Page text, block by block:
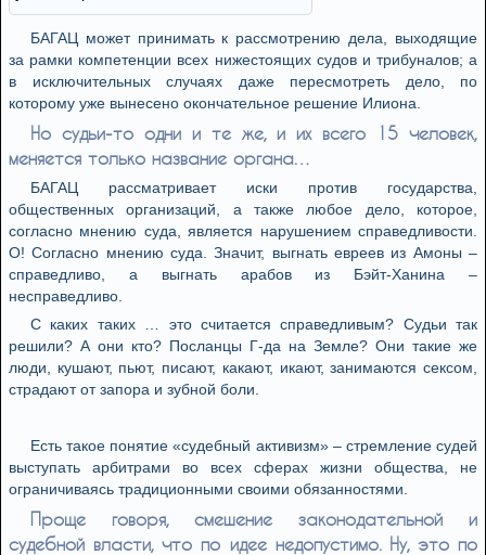
БАГАЦ может принимать к рассмотрению дела, выходящие
за рамки компетенции всех нижестоящих судов и трибуналов; а
в исключительных случаях даже пересмотреть дело, по
которому уже вынесено окончательное решение Илиона.
Но судьи-то одни и те же, и их всего 15 человек,
меняется только название органа…
БАГАЦ рассматривает иски против государства,
общественных организаций, а также любое дело, которое,
согласно мнению суда, является нарушением справедливости.
О! Согласно мнению суда. Значит, выгнать евреев из Амоны –
справедливо, а выгнать арабов из Бэйт-Ханина –
несправедливо.
С каких таких … это считается справедливым? Судьи так
решили? А они кто? Посланцы Г-да на Земле? Они такие же
люди, кушают, пьют, писают, какают, икают, занимаются сексом,
страдают от запора и зубной боли.
Есть такое понятие «судебный активизм» – стремление судей
выступать арбитрами во всех сферах жизни общества, не
ограничиваясь традиционными своими обязанностями.
Проще говоря, смешение законодательной и
судебной власти, что по идее недопустимо. Ну, это по